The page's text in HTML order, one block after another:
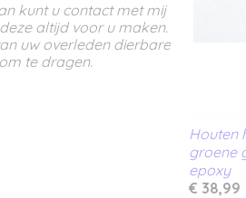
kunt u contact met mij
altijd voor u maken.
uw overleden dierbare
te dragen.
Houten
groene
epoxy
€ 38,99